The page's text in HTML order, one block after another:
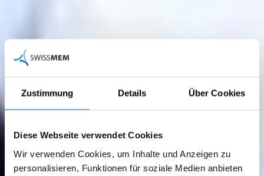
Zustimmung Details Über Cookies
Diese Webseite verwendet Cookies
Wir verwenden Cookies, um Inhalte und Anzeigen zu
personalisieren, Funktionen für soziale Medien anbieten